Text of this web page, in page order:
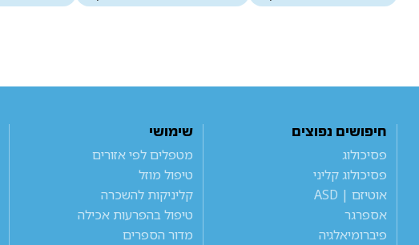
חיפושים נפוצים
פסיכולוג
פסיכולוג קליני
אוטיזם | ASD
אספרגר
פיברומיאלגיה
שימושי
מטפלים לפי אזורים
טיפול מוזל
קליניקות להשכרה
טיפול בהפרעות אכילה
מדור הספרים